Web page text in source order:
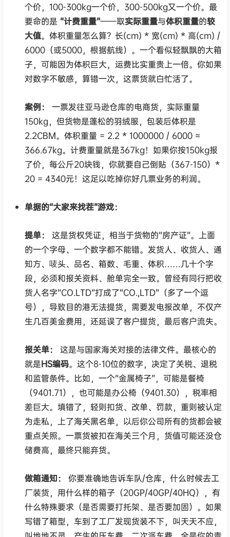
个价，100-300kg一个价，300-500kg又一个价。最
要命的是 “计费重量”——取实际重量与体积重量的较
大值。体积重量怎么算？长(cm) * 宽(cm) * 高(cm) /
6000（或5000，根据航线）。一个看似轻飘飘的大箱
子，可能因为体积巨大，运费比实重贵上一倍。你如果
对数字不敏感，算错一次，这票货就白忙活了。
案例：
一票发往亚马逊仓库的电商货，实际重量
150kg，但货物是蓬松的羽绒服，包装后体积是
2.2CBM。体积重量 = 2.2 * 1000000 / 6000 ≈
366.67kg。计费重量就是367kg！如果你按150kg报
了价，每公斤20块钱，你就要自己倒贴（367-150）*
20 = 4340元！这足以吃掉你好几票业务的利润。
单据的“大家来找茬”游戏：
提单：
这是货权凭证，相当于货物的“房产证”。上面
的一个字母、一个数字都不能错。发货人、收货人、通
知方、唛头、品名、箱数、毛重、体积……几十个字
段，必须和报关资料、舱单完全一致。曾经有同行把收
货人名字“CO.LTD”打成了“CO.,LTD”（多了一个逗
号），导致目的港无法提货，需要发电报改单，不仅产
生几百美金费用，还延误了客户提货，最后客户流失。
报关单：
这是与国家海关对接的法律文件。最核心的
就是HS编码。这个8-10位的数字，决定了关税、退税
和监管条件。比如，一个“金属椅子”，可能是餐椅
（9401.71），也可能是办公椅（9401.30），税率相
差巨大。填错了，轻则扣货、改单、罚款，重则被认定
为走私，上了海关黑名单，以后你公司所有的货都会被
重点关照。一票货被扣在海关三个月，货值可能还没仓
储费高，最终只能弃货。
做箱通知：
你要准确地告诉车队/仓库，什么时候去工
厂装货，用什么样的箱子（20GP/40GP/40HQ），有
什么特殊要求（是否需要打托架、是否要加固）。如果
写错了箱型，车到了工厂发现货装不下，叫天天不应，